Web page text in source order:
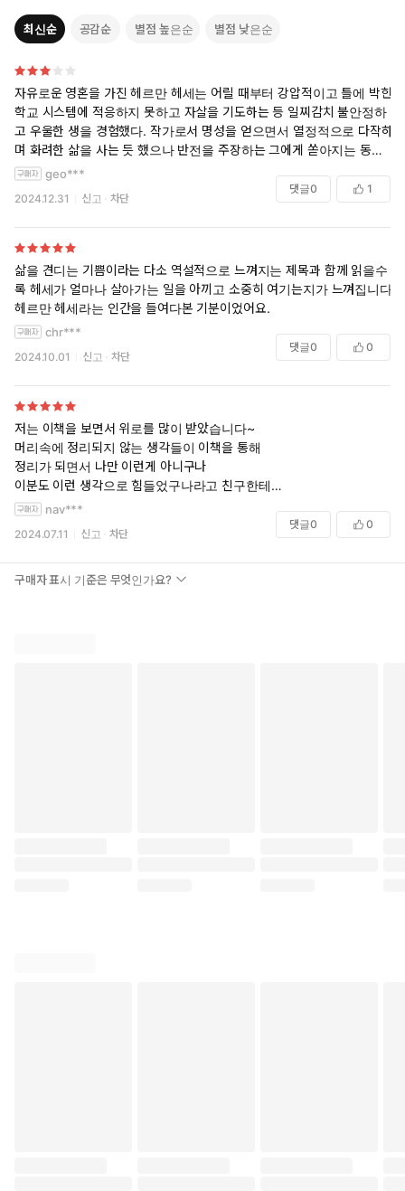
자신의 경험을 수필, 동화, 시 등 다양한 장르의 글과 그림으로 옮겨
두기도 했다. 그의 작품들은 오늘날에도 우리들에게 기쁨을 주고 있
다.
심리학자 칼 구스타프 융은 그의 글을 가리켜 ‘폭풍이 이는 밤을
비추는 등대의 불빛’이라 칭송하였다. 그 말대로 온갖 고난과 우울
속에서도 희망과 깨달음이 번뜩이는 헤세의 글들은 우리에게 인
생을 비추는 등대가 되어 준다. 이 책을 읽는 동안, 독자들은 삶 그
자체를 긍정하는 실존의 경이로움을 체험할 것이다.
최신순 공감순 별점 높은순 별점 낮은순
자유로운 영혼을 가진 헤르만 헤세는 어릴 때부터 강압적이고 틀에 박힌
학교 시스템에 적응하지 못하고 자살을 기도하는 등 일찌감치 불안정하
고 우울한 생을 경험했다. 작가로서 명성을 얻으면서 열정적으로 다작하
며 화려한 삶을 사는 듯 했으나 반전을 주장하는 그에게 쏟아지는 동료들
의 비난과 따돌림, 아내의 정신병원 입원 같은 사건들이 벌어지면서 다시
한 번 고독하고 고립된 삶을 살게된다. 세파에 지친 헤세는 불교와 미술,
음악 등을 즐기며 시골 작은 마을에서 칩거하면서 조용하지만 삶을 기쁨
을 향유하는 고독한 삶을 산다.
헤르만 헤세는 그야말로 인생의 행복과 불행, 쾌락과 고통을 극단까지 경
험해 본 사람이라고 할 수 있을 듯. 이 책은 이런 상황에서 자살이나 죽음
을 선택하지 않고 끝까지 ‘삶을 견디기’위해서 헤세 나름으로 마련한 방법
불교적인 색체가 많고 다소 꽉 막힌듯 답답한 느낌도 있지만, 고통의 삶을
텨야 한다는 사실을 마침내 깨달았을 때 이를 버티기 위해서 자연에서부
터 ’유머‘를 발견해 낸 것은 헤세가 원래부터 가지고 있던 자유로움과 감
수성 때문이었을 듯 하다.
_____
마지막 한 걸음은
혼자서 가야 한다.
혼자서 하는 것보다
더 나은 지혜나
geo***
2024.12.31 신고 차단
댓글0 1
삶을 견디는 기쁨이라는 다소 역설적으로 느껴지는 제목과 함께 읽을수
록 헤세가 얼마나 살아가는 일을 아끼고 소중히 여기는지가 느껴집니다.
헤르만 헤세라는 인간을 들여다본 기분이었어요.
chr***
2024.10.01 신고 차단
댓글0 0
저는 이책을 보면서 위로를 많이 받았습니다~
머리속에 정리되지 않는 생각들이 이책을 통해
정리가 되면서 나만 이런게 아니구나
이분도 이런 생각으로 힘들었구나라고 친구한테
위로 받는 느낌의 책이었습니다.
nav***
2024.07.11 신고 차단
댓글0 0
구매자 표시 기준은 무엇인가요?